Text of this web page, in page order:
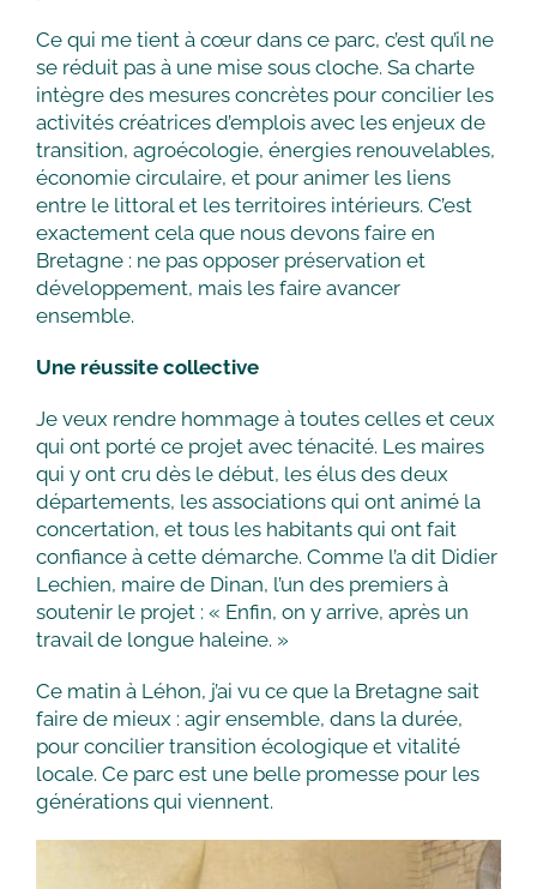
Ce qui me tient à cœur dans ce parc, c’est qu’il ne
se réduit pas à une mise sous cloche. Sa charte
intègre des mesures concrètes pour concilier les
activités créatrices d’emplois avec les enjeux de
transition, agroécologie, énergies renouvelables,
économie circulaire, et pour animer les liens
entre le littoral et les territoires intérieurs. C’est
exactement cela que nous devons faire en
Bretagne : ne pas opposer préservation et
développement, mais les faire avancer
ensemble.
Une réussite collective
Je veux rendre hommage à toutes celles et ceux
qui ont porté ce projet avec ténacité. Les maires
qui y ont cru dès le début, les élus des deux
départements, les associations qui ont animé la
concertation, et tous les habitants qui ont fait
confiance à cette démarche. Comme l’a dit Didier
Lechien, maire de Dinan, l’un des premiers à
soutenir le projet : « Enfin, on y arrive, après un
travail de longue haleine. »
Ce matin à Léhon, j’ai vu ce que la Bretagne sait
faire de mieux : agir ensemble, dans la durée,
pour concilier transition écologique et vitalité
locale. Ce parc est une belle promesse pour les
générations qui viennent.